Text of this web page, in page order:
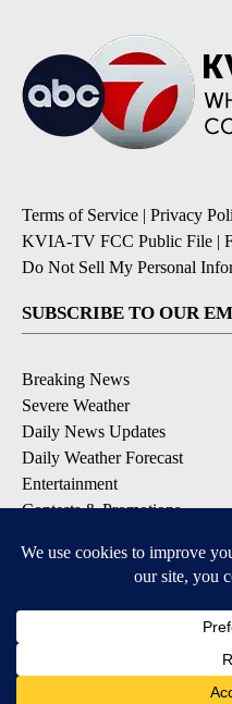
Terms of Service | Privacy
KVIA-TV FCC Public File |
Do Not Sell My Personal
SUBSCRIBE TO OUR
Breaking News
Severe Weather
Daily News Updates
Daily Weather Forecast
Entertainment
Contests & Promotions
DOWNLOAD OUR APPS
Available